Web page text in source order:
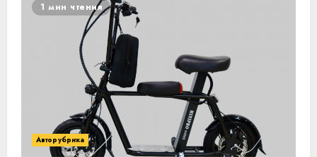
1 мин чтения
Авторубрика